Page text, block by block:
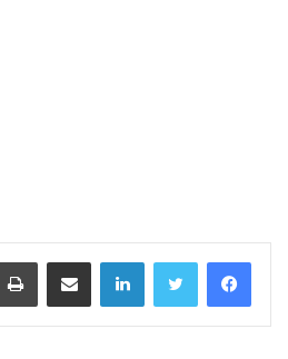
لينكدإن